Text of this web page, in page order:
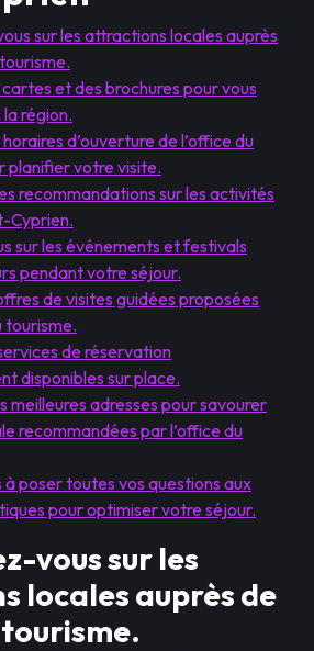
sur les attractions locales auprès
et des brochures pour vous
région.
d’ouverture de l’office du
planifier votre visite.
recommandations sur les activités
Cyprien.
sur les événements et festivals
pendant votre séjour.
de visites guidées proposées
tourisme.
de réservation
disponibles sur place.
meilleures adresses pour savourer
recommandées par l’office du
à poser toutes vos questions aux
pour optimiser votre séjour.
vous sur les
locales auprès de